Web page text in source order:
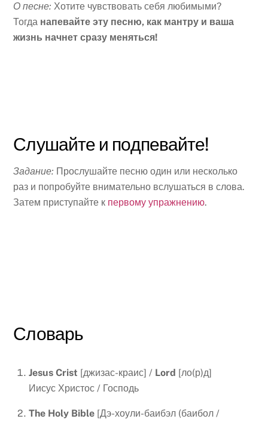
О песне:Хотите чувствовать себя любимыми?
Тогда напевайте эту песню, как мантру и ваша
жизнь начнет сразу меняться!
Слушайте и подпевайте!
Задание: Прослушайте песню один или несколько
раз и попробуйте внимательно вслушаться в слова.
Затем приступайте к первому упражнению.
Словарь
Jesus Crist [джизас-краис] / Lord [ло(р)д]
Иисус Христос / Господь
The Holy Bible [Дэ-хоули-баибэл (баибол /